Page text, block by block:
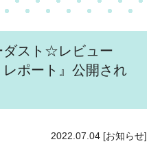
ダスト☆レビュー
レポート』公開され
2022.07.04[お知らせ]